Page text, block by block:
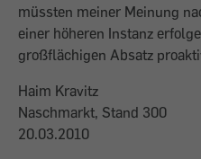
müssten meiner Meinung
einer höheren Instanz
großflächigen Absatz
Haim Kravitz
Naschmarkt, Stand 300
20.03.2010